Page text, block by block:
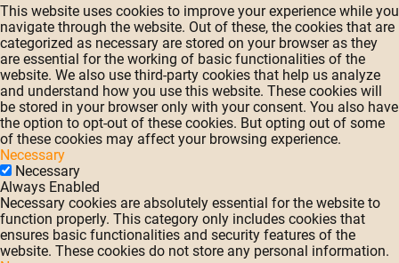
This website uses cookies to improve your experience while you
navigate through the website. Out of these, the cookies that are
categorized as necessary are stored on your browser as they
are essential for the working of basic functionalities of the
website. We also use third-party cookies that help us analyze
and understand how you use this website. These cookies will
be stored in your browser only with your consent. You also have
the option to opt-out of these cookies. But opting out of some
of these cookies may affect your browsing experience.
Necessary
Necessary
Always Enabled
Necessary cookies are absolutely essential for the website to
function properly. This category only includes cookies that
ensures basic functionalities and security features of the
website. These cookies do not store any personal information.